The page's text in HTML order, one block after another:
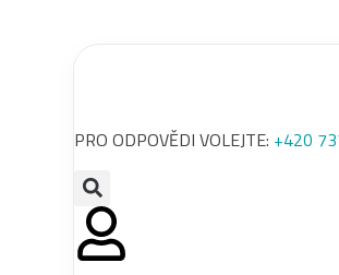
PRO ODPOVĚDI VOLEJTE: +420